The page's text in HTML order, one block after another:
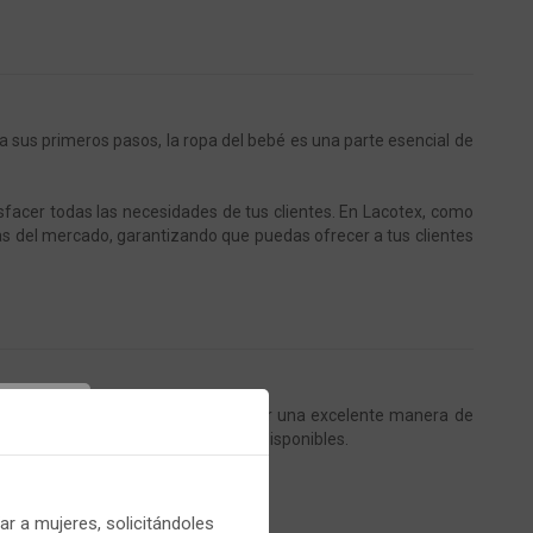
primeros pasos, la ropa del bebé es una parte esencial de
todas las necesidades de tus clientes. En Lacotex, como
del mercado, garantizando que puedas ofrecer a tus clientes
de alta calidad puede ser una excelente manera de
una amplia gama de opciones disponibles.
a mujeres, solicitándoles